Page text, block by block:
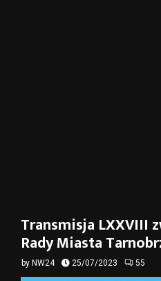
Transmisja LXXVIII
Rady Miasta
by NW24 25/07/2023 55